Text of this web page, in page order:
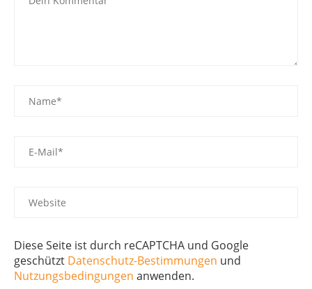
Diese Seite ist durch reCAPTCHA und Google
geschützt Datenschutz-Bestimmungen und
Nutzungsbedingungen anwenden.